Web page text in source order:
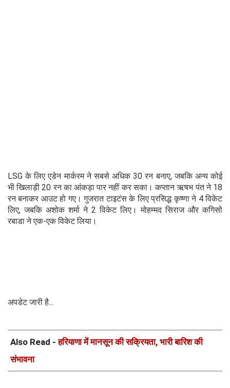
LSG के लिए एडेन मार्करम ने सबसे अधिक 30 रन बनाए, जबकि अन्य कोई
भी खिलाड़ी 20 रन का आंकड़ा पार नहीं कर सका। कप्तान ऋषभ पंत ने 18
रन बनाकर आउट हो गए। गुजरात टाइटंस के लिए प्रसिद्ध कृष्णा ने 4 विकेट
लिए, जबकि अशोक शर्मा ने 2 विकेट लिए। मोहम्मद सिराज और कगिसो
रबाडा ने एक-एक विकेट लिया।
अपडेट जारी है...
Also Read -हरियाणा में मानसून की सक्रियता, भारी बारिश की
संभावना